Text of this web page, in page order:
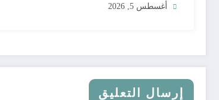
أغسطس 5, 2026
إرسال التعليق